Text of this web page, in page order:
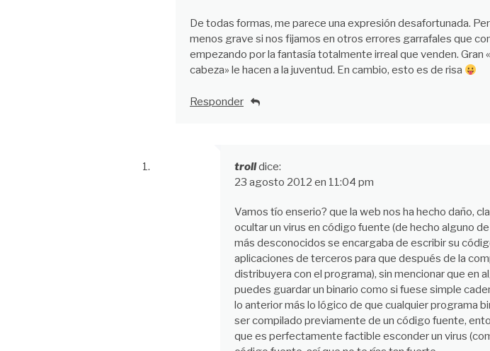
De todas formas, me parece una expresión desafortunada.
menos grave si nos fijamos en otros errores garrafales que
empezando por la fantasía totalmente irreal que venden. Gran
cabeza» le hacen a la juventud. En cambio, esto es de risa
Responder
trolldice:
23 agosto 2012 en 11:04 pm
Vamos tío enserio? que la web nos ha hecho daño,
ocultar un virus en código fuente (de hecho alguno
más desconocidos se encargaba de escribir su
aplicaciones de terceros para que después de la
distribuyera con el programa), sin mencionar que en
puedes guardar un binario como si fuese simple
lo anterior más lo lógico de que cualquier programa
ser compilado previamente de un código fuente,
que es perfectamente factible esconder un virus